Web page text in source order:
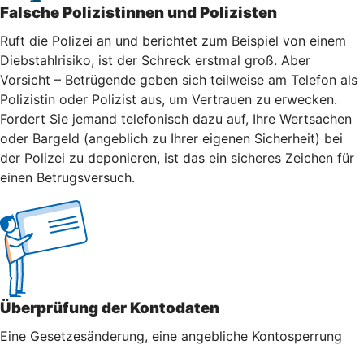
Falsche Polizistinnen und Polizisten
Ruft die Polizei an und berichtet zum Beispiel von einem
Diebstahlrisiko, ist der Schreck erstmal groß. Aber
Vorsicht – Betrügende geben sich teilweise am Telefon als
Polizistin oder Polizist aus, um Vertrauen zu erwecken.
Fordert Sie jemand telefonisch dazu auf, Ihre Wertsachen
oder Bargeld (angeblich zu Ihrer eigenen Sicherheit) bei
der Polizei zu deponieren, ist das ein sicheres Zeichen für
einen Betrugsversuch.
Überprüfung der Kontodaten
Eine Gesetzesänderung, eine angebliche Kontosperrung